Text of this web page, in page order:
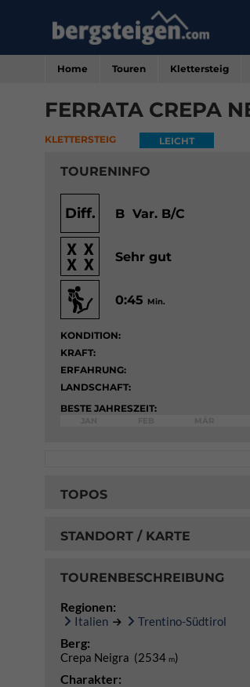
Home Touren Klettersteig
FERRATA CREPA
KLETTERSTEIG LEICHT
TOURENINFO
Diff. B Var. B/C
Sehr gut
0:45 Min.
KONDITION:
KRAFT:
ERFAHRUNG:
LANDSCHAFT:
BESTE JAHRESZEIT:
TOPOS
STANDORT / KARTE
TOURENBESCHREIBUNG
Regionen:
Italien Trentino-Südtirol
Berg:
Crepa Neigra (2534 m)
Charakter: